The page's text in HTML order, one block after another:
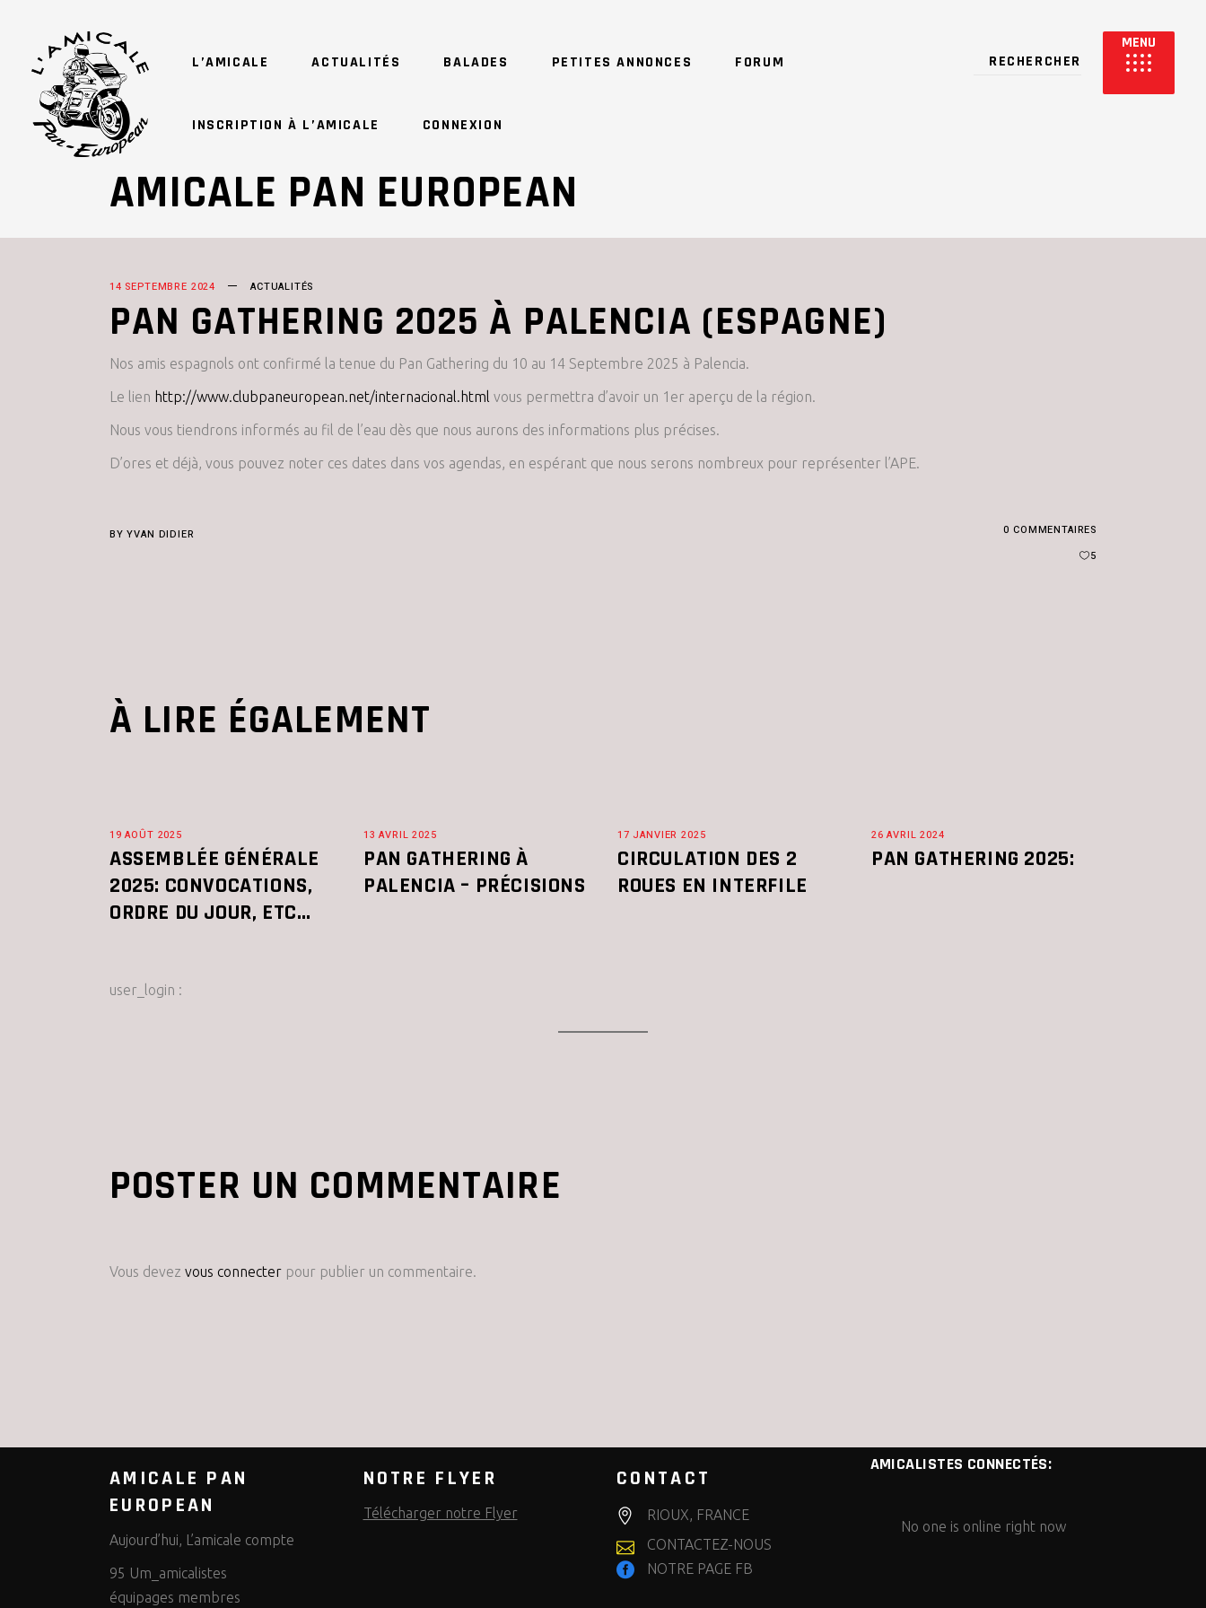
L’AMICALE ACTUALITÉS BALADES PETITES ANNONCES FORUM
INSCRIPTION À L’AMICALE CONNEXION
AMICALE PAN EUROPEAN
14 SEPTEMBRE 2024 ACTUALITÉS
PAN GATHERING 2025 À PALENCIA (ESPAGNE)
Nos amis espagnols ont confirmé la tenue du Pan Gathering du 10 au 14 Septembre 2025 à Palencia.
Le lien http://www.clubpaneuropean.net/internacional.html vous permettra d’avoir un 1er aperçu de la région.
Nous vous tiendrons informés au fil de l’eau dès que nous aurons des informations plus précises.
D’ores et déjà, vous pouvez noter ces dates dans vos agendas, en espérant que nous serons nombreux pour représenter l’APE.
BYYVAN DIDIER
0 COMMENTAIRES
5
À LIRE ÉGALEMENT
19 AOÛT 2025
ASSEMBLÉE GÉNÉRALE
2025: CONVOCATIONS,
ORDRE DU JOUR, ETC…
13 AVRIL 2025
PAN GATHERING À
PALENCIA – PRÉCISIONS
17 JANVIER 2025
CIRCULATION DES 2
ROUES EN INTERFILE
26 AVRIL 2024
PAN GATHERING 2025:
user_login :
POSTER UN COMMENTAIRE
Vous devez vous connecter pour publier un commentaire.
AMICALE PAN
EUROPEAN
Aujourd’hui, L’amicale compte
95 Um_amicalistes
équipages membres
NOTRE FLYER
Télécharger notre Flyer
CONTACT
RIOUX, FRANCE
CONTACTEZ-NOUS
NOTRE PAGE FB
AMICALISTES CONNECTÉS:
No one is online right now